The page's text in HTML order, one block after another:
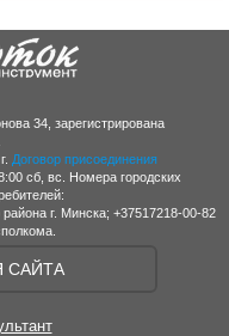
34, зарегистрирована
Договор присоединения
сб, вс. Номера городских
г. Минска; +37517218-00-82
САЙТА